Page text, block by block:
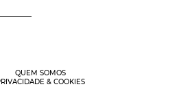
QUEM SOMOS
& COOKIES